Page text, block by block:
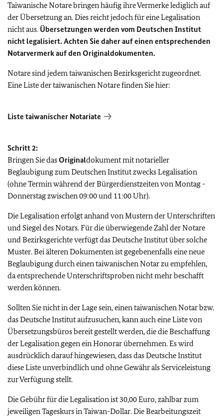
Taiwanische Notare bringen häufig ihre Vermerke lediglich auf
der Übersetzung an. Dies reicht jedoch für eine Legalisation
nicht aus. Übersetzungen werden vom Deutschen Institut
nicht legalisiert. Achten Sie daher auf einen entsprechenden
Notarvermerk auf den Originaldokumenten.
Notare sind jedem taiwanischen Bezirksgericht zugeordnet.
Eine Liste der taiwanischen Notare finden Sie hier:
Liste taiwanischer Notariate
Schritt 2:
Bringen Sie dasOriginaldokument mit notarieller
Beglaubigung zum Deutschen Institut zwecks Legalisation
(ohne Termin während der Bürgerdienstzeiten von Montag -
Donnerstag zwischen 09:00 und 11:00 Uhr).
Die Legalisation erfolgt anhand von Mustern der Unterschriften
und Siegel des Notars. Für die überwiegende Zahl der Notare
und Bezirksgerichte verfügt das Deutsche Institut über solche
Muster. Bei älteren Dokumenten ist gegebenenfalls eine neue
Beglaubigung durch einen taiwanischen Notar zu empfehlen,
da entsprechende Unterschriftsproben nicht mehr beschafft
werden können.
Sollten Sie nicht in der Lage sein, einen taiwanischen Notar bzw.
das Deutsche Institut aufzusuchen, kann auch eine Liste von
Übersetzungsbüros bereit gestellt werden, die die Beschaffung
der Legalisation gegen ein Honorar übernehmen. Es wird
ausdrücklich darauf hingewiesen, dass das Deutsche Institut
diese Liste unverbindlich und ohne Gewähr als Serviceleistung
zur Verfügung stellt.
Die Gebühr für die Legalisation ist 30,00 Euro, zahlbar zum
jeweiligen Tageskurs in Taiwan-Dollar. Die Bearbeitungszeit